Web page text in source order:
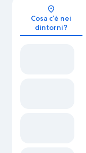
Cosa c’è nei
dintorni?